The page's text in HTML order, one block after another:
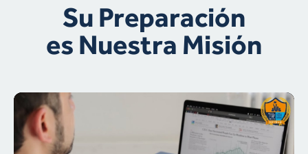
Su Preparación
es Nuestra Misión